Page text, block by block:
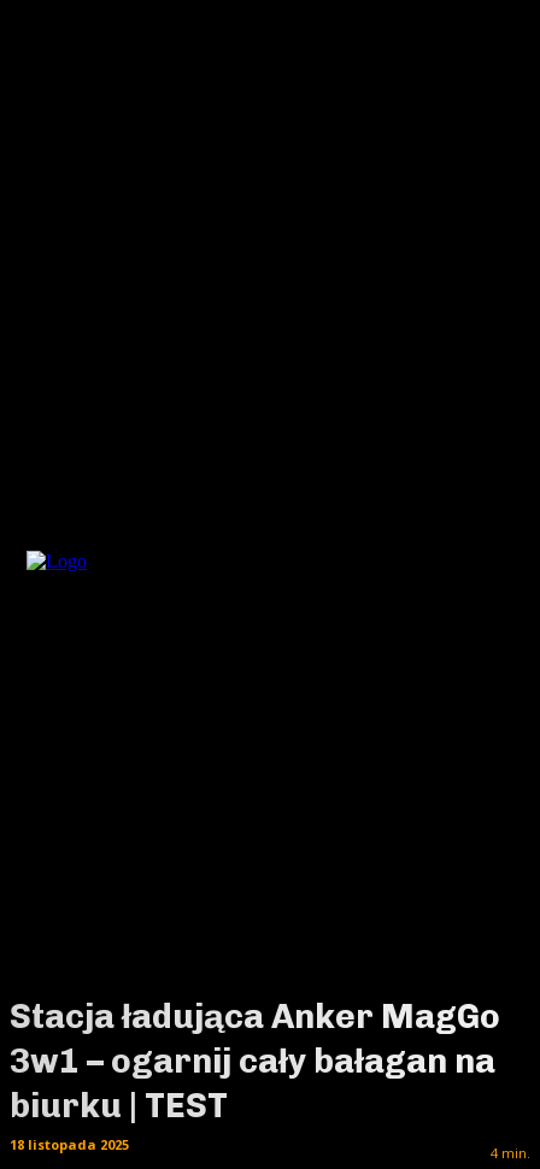
Stacja ładująca Anker MagGo
3w1 – ogarnij cały bałagan na
biurku | TEST
4min.
18 listopada 2025